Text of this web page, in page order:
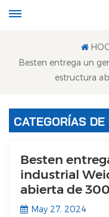
Besten entrega un
estructura
CATEGORÍAS
Besten
industrial
abierta de
May 27, 2024